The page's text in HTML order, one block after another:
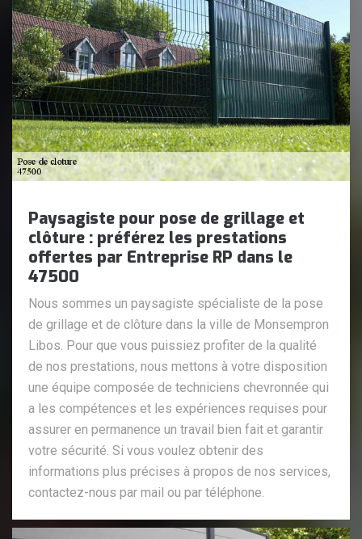
Paysagiste pour pose de grillage et
clôture : préférez les prestations
offertes par Entreprise RP dans le
47500
Nous sommes un paysagiste spécialiste de la pose
de grillage et de clôture dans la ville de Monsempron
Libos. Pour que vous puissiez profiter de la qualité
de nos prestations, nous mettons à votre disposition
une équipe composée de techniciens chevronnée qui
a les compétences et les expériences requises pour
assurer en permanence un travail bien fait et garantir
votre sécurité. Si vous voulez obtenir des
informations plus précises à propos de nos services,
contactez-nous par mail ou par téléphone.